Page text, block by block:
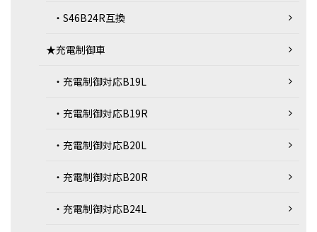
・S46B24R互換
★充電制御車
・充電制御対応B19L
・充電制御対応B19R
・充電制御対応B20L
・充電制御対応B20R
・充電制御対応B24L